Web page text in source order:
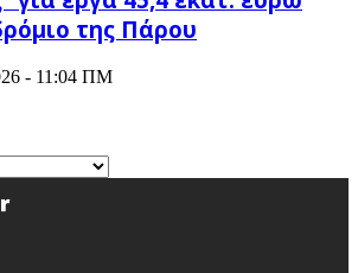
της Πάρου
- 11:04 ΠΜ